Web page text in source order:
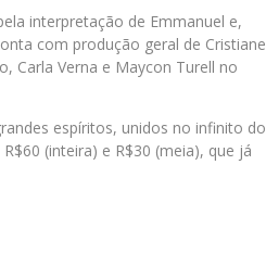
interpretação de Emmanuel e,
com produção geral de Cristiane
Carla Verna e Maycon Turell no
espíritos, unidos no infinito do
(inteira) e R$30 (meia), que já